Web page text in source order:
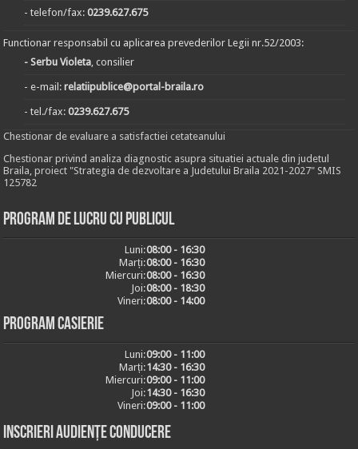
- telefon/fax:0239.627.675
Functionar responsabil cu aplicarea prevederilor Legii nr.52/2003:
- Serbu Violeta, consilier
- e-mail:relatiipublice@portal-braila.ro
- tel./fax:0239.627.675
Chestionar de evaluare a satisfactiei cetateanului
Chestionar privind analiza diagnostic asupra situatiei actuale din judetul
Braila, proiect "Strategia de dezvoltare a Judetului Braila 2021-2027" SMIS
125782
Program de lucru cu publicul
Luni:08:00 - 16:30
Marți:08:00 - 16:30
Miercuri:08:00 - 16:30
Joi:08:00 - 18:30
Vineri:08:00 - 14:00
Program casierie
Luni:09:00 - 11:00
Marți:14:30 - 16:30
Miercuri:09:00 - 11:00
Joi:14:30 - 16:30
Vineri:09:00 - 11:00
Inscrieri audiențe conducere